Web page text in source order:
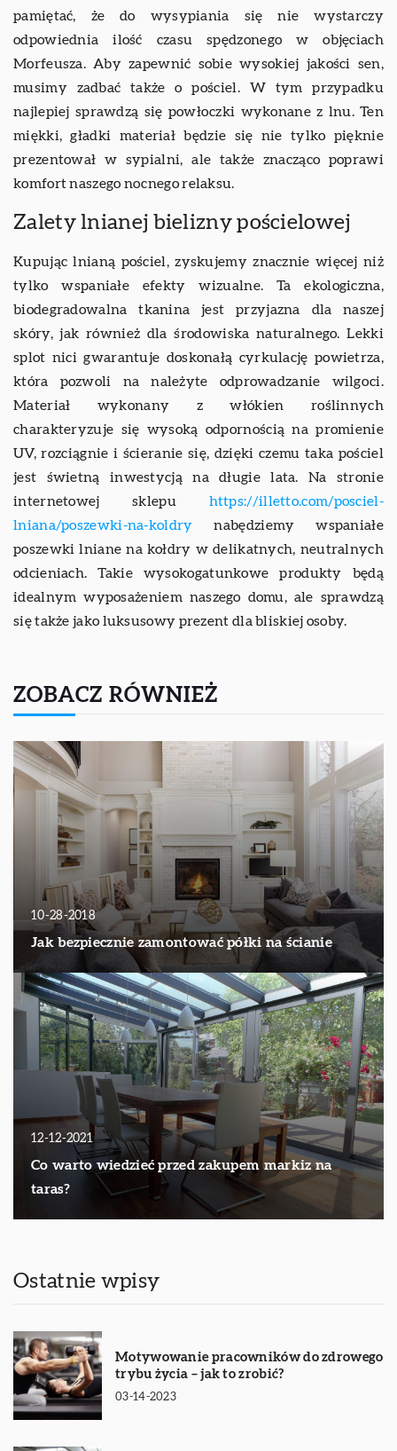
pamiętać, że do wysypiania się nie wystarczy
odpowiednia ilość czasu spędzonego w objęciach
Morfeusza. Aby zapewnić sobie wysokiej jakości sen,
musimy zadbać także o pościel. W tym przypadku
najlepiej sprawdzą się powłoczki wykonane z lnu. Ten
miękki, gładki materiał będzie się nie tylko pięknie
prezentował w sypialni, ale także znacząco poprawi
komfort naszego nocnego relaksu.
Zalety lnianej bielizny pościelowej
Kupując lnianą pościel, zyskujemy znacznie więcej niż
tylko wspaniałe efekty wizualne. Ta ekologiczna,
biodegradowalna tkanina jest przyjazna dla naszej
skóry, jak również dla środowiska naturalnego. Lekki
splot nici gwarantuje doskonałą cyrkulację powietrza,
która pozwoli na należyte odprowadzanie wilgoci.
Materiał wykonany z włókien roślinnych
charakteryzuje się wysoką odpornością na promienie
UV, rozciągnie i ścieranie się, dzięki czemu taka pościel
jest świetną inwestycją na długie lata. Na stronie
internetowej sklepu https://illetto.com/posciel-
lniana/poszewki-na-koldry nabędziemy wspaniałe
poszewki lniane na kołdry w delikatnych, neutralnych
odcieniach. Takie wysokogatunkowe produkty będą
idealnym wyposażeniem naszego domu, ale sprawdzą
się także jako luksusowy prezent dla bliskiej osoby.
ZOBACZ RÓWNIEŻ
10-28-2018
Jak bezpiecznie zamontować półki na ścianie
12-12-2021
Co warto wiedzieć przed zakupem markiz na
taras?
Ostatnie wpisy
Motywowanie pracowników do zdrowego
trybu życia – jak to zrobić?
03-14-2023